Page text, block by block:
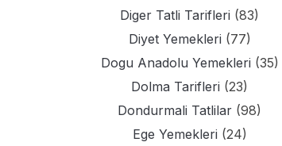
Diger Tatli Tarifleri (83)
Diyet Yemekleri (77)
Dogu Anadolu Yemekleri (35)
Dolma Tarifleri (23)
Dondurmali Tatlilar (98)
Ege Yemekleri (24)